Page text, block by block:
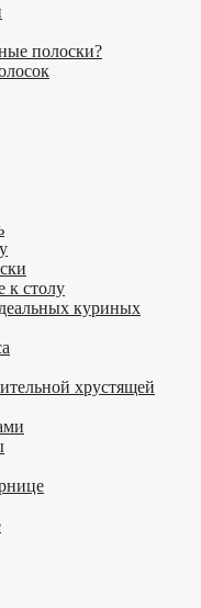
полоски?
к столу
куриных
хрустящей